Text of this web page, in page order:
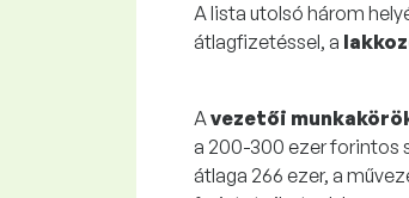
A lista utolsó három
átlagfizetéssel, a
Avezetői
a 200-300 ezer forintos
átlaga 266 ezer, a